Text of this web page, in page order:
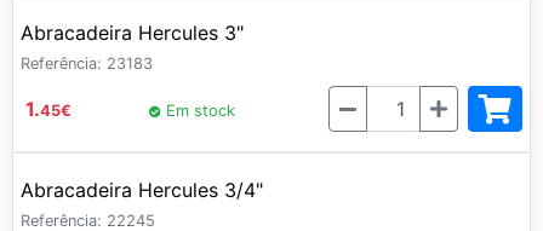
Abracadeira Hercules 3"
Referência: 23183
1.45€ Em stock Quantidade
Abracadeira Hercules 3/4"
Referência: 22245